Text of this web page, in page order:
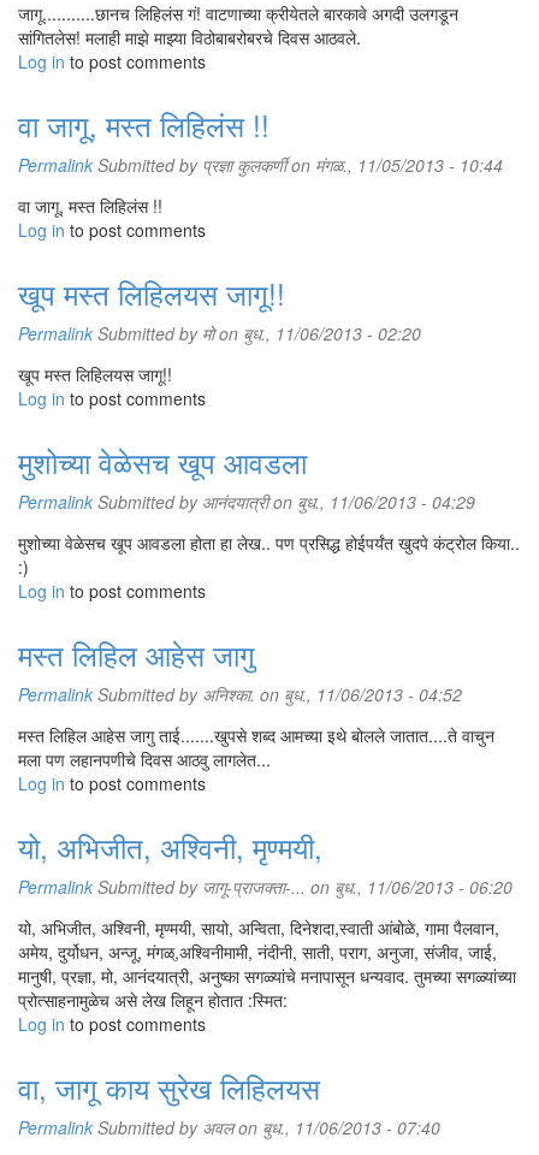
जागू...........छानच लिहिलंस गं! वाटणाच्या क्रीयेतले बारकावे अगदी उलगडून
सांगितलेस! मलाही माझे माझ्या विठोबाबरोबरचे दिवस आठवले.
Log in to post comments
वा जागू, मस्त लिहिलंस !!
Permalink Submitted by प्रज्ञा कुलकर्णीon मंगळ., 11/05/2013 - 10:44
वा जागू, मस्त लिहिलंस !!
Log in to post comments
खूप मस्त लिहिलयस जागू!!
Permalink Submitted by मोon बुध., 11/06/2013 - 02:20
खूप मस्त लिहिलयस जागू!!
Log in to post comments
मुशोच्या वेळेसच खूप आवडला
Permalink Submitted by आनंदयात्रीon बुध., 11/06/2013 - 04:29
मुशोच्या वेळेसच खूप आवडला होता हा लेख.. पण प्रसिद्ध होईपर्यंत खुदपे कंट्रोल किया..
:)
Log in to post comments
मस्त लिहिल आहेस जागु
Permalink Submitted by अनिश्का. on बुध., 11/06/2013 - 04:52
मस्त लिहिल आहेस जागु ताई.......खुपसे शब्द आमच्या इथे बोलले जातात....ते वाचुन
मला पण लहानपणीचे दिवस आठवु लागलेत...
Log in to post comments
यो, अभिजीत, अश्विनी, मृण्मयी,
Permalink Submitted by जागू-प्राजक्ता-... on बुध., 11/06/2013 - 06:20
यो, अभिजीत, अश्विनी, मृण्मयी, सायो, अन्विता, दिनेशदा,स्वाती आंबोळे, गामा पैलवान,
अमेय, दुर्योधन, अन्जू, मंगळ्,अश्विनीमामी, नंदीनी, साती, पराग, अनुजा, संजीव, जाई,
मानुषी, प्रज्ञा, मो, आनंदयात्री, अनुष्का सगळ्यांचे मनापासून धन्यवाद. तुमच्या सगळ्यांच्या
प्रोत्साहनामुळेच असे लेख लिहून होतात :स्मित:
Log in to post comments
वा, जागू काय सुरेख लिहिलयस
Permalink Submitted by अवलon बुध., 11/06/2013 - 07:40